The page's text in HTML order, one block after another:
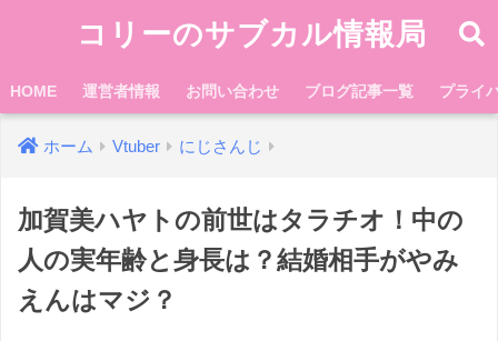
コリーのサブカル情報局
HOME 運営者情報 お問い合わせ ブログ記事一覧 プライ
ホーム Vtuber にじさんじ
加賀美ハヤトの前世はタラチオ！中の
人の実年齢と身長は？結婚相手がやみ
えんはマジ？